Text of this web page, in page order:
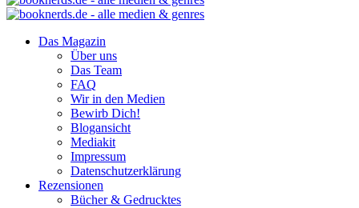
Das Magazin
Über uns
Das Team
FAQ
Wir in den Medien
Bewirb Dich!
Blogansicht
Mediakit
Impressum
Datenschutzerklärung
Rezensionen
Bücher & Gedrucktes